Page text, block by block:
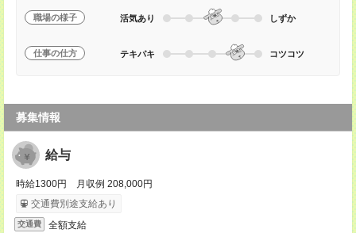
職場の様子 活気あり しずか
仕事の仕方 テキパキ コツコツ
募集情報
給与
時給1300円 月収例 208,000円
交通費別途支給あり
交通費 全額支給